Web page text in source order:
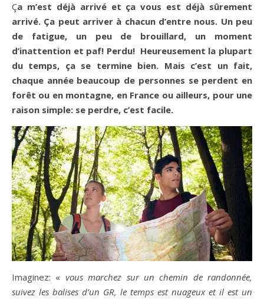
Ça m’est déjà arrivé et ça vous est déjà sûrement
arrivé. Ça peut arriver à chacun d’entre nous. Un peu
de fatigue, un peu de brouillard, un moment
d’inattention et paf! Perdu! Heureusement la plupart
du temps, ça se termine bien. Mais c’est un fait,
chaque année beaucoup de personnes se perdent en
forêt ou en montagne, en France ou ailleurs, pour une
raison simple: se perdre, c’est facile.
Imaginez: « vous marchez sur un chemin de randonnée,
suivez les balises d’un GR, le temps est nuageux et il est un